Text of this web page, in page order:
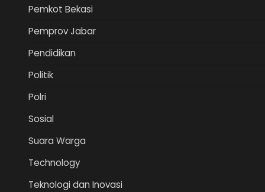
Pemkot Bekasi
Pemprov Jabar
Pendidikan
Politik
Polri
Sosial
Suara Warga
Technology
Teknologi dan Inovasi